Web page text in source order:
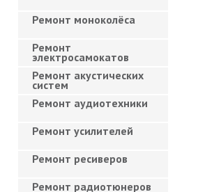
Ремонт моноколёса
Ремонт
электросамокатов
Ремонт акустических
систем
Ремонт аудиотехники
Ремонт усилителей
Ремонт ресиверов
Ремонт радиотюнеров